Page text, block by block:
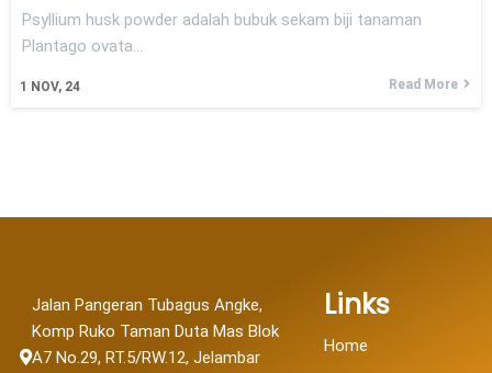
1 NOV, 24
Psyllium husk powder adalah bubuk sekam biji tanaman
Plantago ovata…
Read More
Jalan Pangeran Tubagus Angke,
Komp Ruko Taman Duta Mas Blok
A7 No.29, RT.5/RW.12, Jelambar
Links
Home